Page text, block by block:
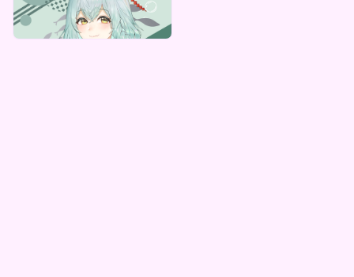
最低価格
¥1,000 購入はこちら